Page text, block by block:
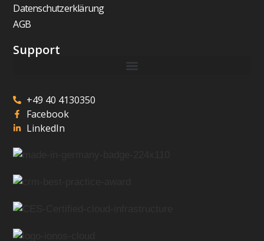
Datenschutzerklärung
AGB
Support
+49 40 4130350
Facebook
LinkedIn